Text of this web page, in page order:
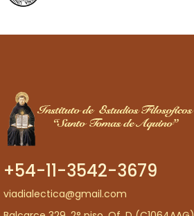
+54-11-3542-3679
viadialectica@gmail.com